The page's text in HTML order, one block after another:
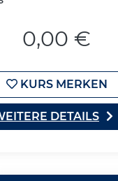
0,00 €
KURS MERKEN
DETAILS